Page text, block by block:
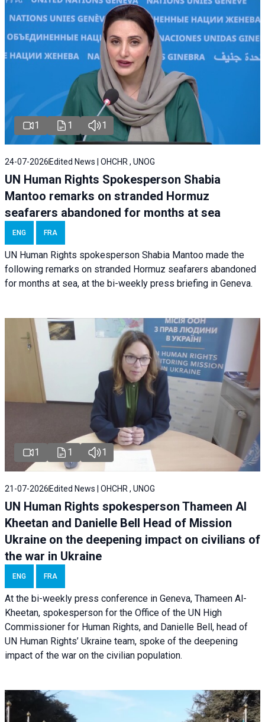
1 1 1
24-07-2026 Edited News | OHCHR , UNOG
UN Human Rights Spokesperson Shabia
Mantoo remarks on stranded Hormuz
seafarers abandoned for months at sea
ENG FRA
UN Human Rights spokesperson Shabia Mantoo made the
following remarks on stranded Hormuz seafarers abandoned
for months at sea, at the bi-weekly press briefing in Geneva.
1 1 1
21-07-2026 Edited News | OHCHR , UNOG
UN Human Rights spokesperson Thameen Al
Kheetan and Danielle Bell Head of Mission
Ukraine on the deepening impact on civilians of
the war in Ukraine
ENG FRA
At the bi-weekly press conference in Geneva, Thameen Al-
Kheetan, spokesperson for the Office of the UN High
Commissioner for Human Rights, and Danielle Bell, head of
UN Human Rights’ Ukraine team, spoke of the deepening
impact of the war on the civilian population.